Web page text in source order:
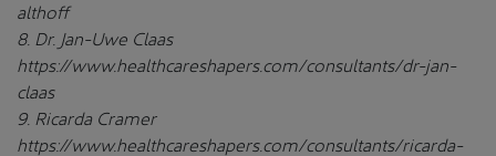
althoff
8. Dr. Jan-Uwe Claas
https://www.healthcareshapers.com/consultants/dr-jan-
claas
9. Ricarda Cramer
https://www.healthcareshapers.com/consultants/ricarda-